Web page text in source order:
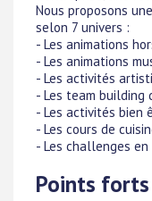
Nous proposons
selon 7 univers :
- Les animations
- Les animations
- Les activités
- Les team building
- Les activités bien
- Les cours de
- Les challenges en
Points forts